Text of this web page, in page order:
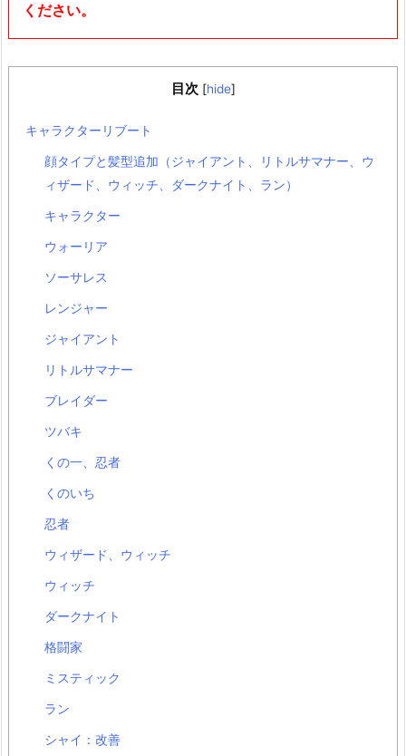
ください。
目次 [hide]
キャラクターリブート
顔タイプと髪型追加（ジャイアント、リトルサマナー、ウ
ィザード、ウィッチ、ダークナイト、ラン）
キャラクター
ウォーリア
ソーサレス
レンジャー
ジャイアント
リトルサマナー
ブレイダー
ツバキ
くの一、忍者
くのいち
忍者
ウィザード、ウィッチ
ウィッチ
ダークナイト
格闘家
ミスティック
ラン
シャイ：改善